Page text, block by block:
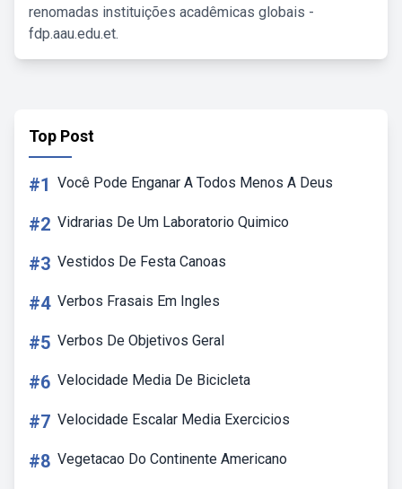
renomadas instituições acadêmicas globais -
fdp.aau.edu.et.
Top Post
#1 Você Pode Enganar A Todos Menos A Deus
#2 Vidrarias De Um Laboratorio Quimico
#3 Vestidos De Festa Canoas
#4 Verbos Frasais Em Ingles
#5 Verbos De Objetivos Geral
#6 Velocidade Media De Bicicleta
#7 Velocidade Escalar Media Exercicios
#8 Vegetacao Do Continente Americano